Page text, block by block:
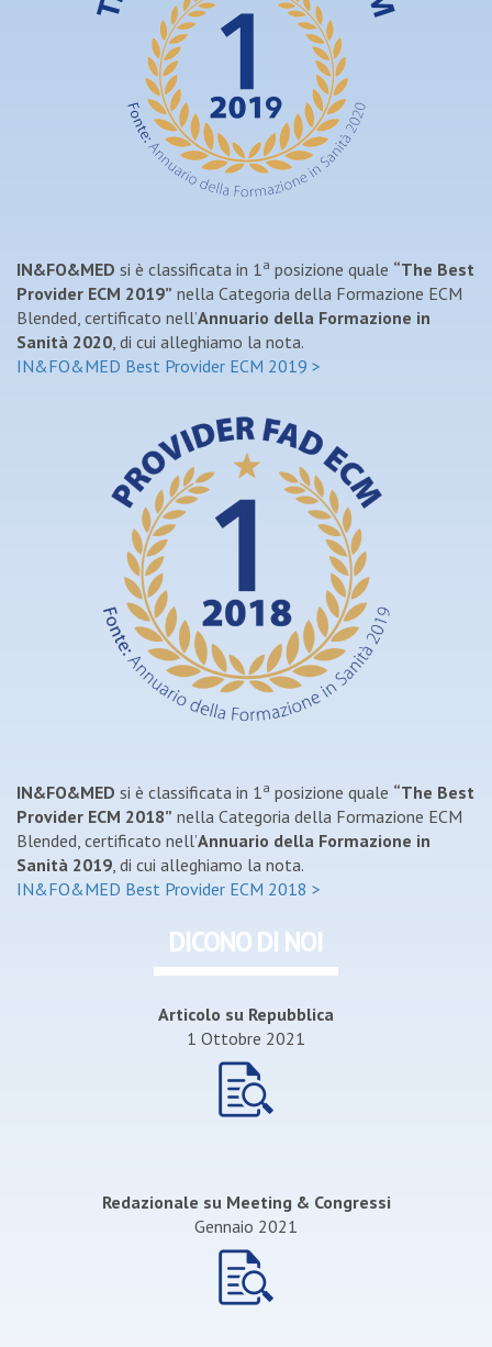
IN&FO&MED si è classificata in 1a posizione quale “The Best
Provider ECM 2019” nella Categoria della Formazione ECM
Blended, certificato nell’Annuario della Formazione in
Sanità 2020 , di cui alleghiamo la nota.
IN&FO&MED Best Provider ECM 2019 >
IN&FO&MED si è classificata in 1a posizione quale “The Best
Provider ECM 2018” nella Categoria della Formazione ECM
Blended, certificato nell’Annuario della Formazione in
Sanità 2019 , di cui alleghiamo la nota.
IN&FO&MED Best Provider ECM 2018 >
DICONO DI NOI
Articolo su Repubblica
1 Ottobre 2021
Redazionale su Meeting & Congressi
Gennaio 2021